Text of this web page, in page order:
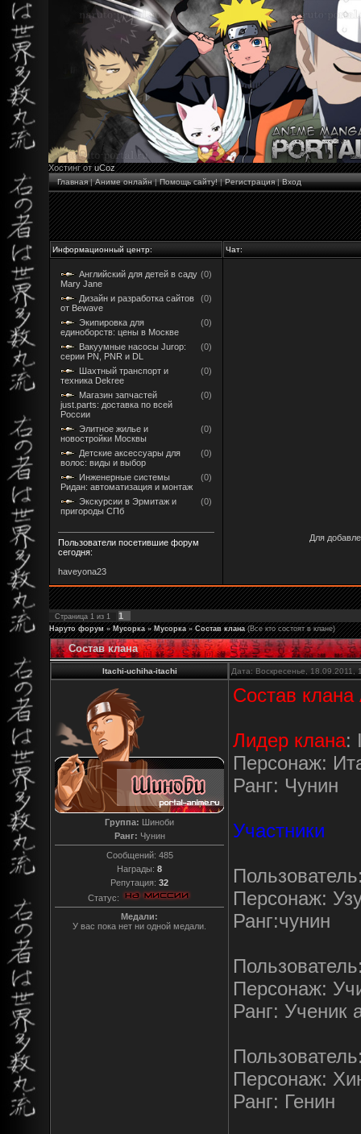
Хостинг отuCoz
Главная|Аниме онлайн|Помощь сайту!|Регистрация|Вход
Информационный центр: Чат:
Английский для детей в саду
Mary Jane
(0)
Дизайн и разработка сайтов
от Bewave
(0)
Экипировка для
единоборств: цены в Москве
(0)
Вакуумные насосы Jurop:
серии PN, PNR и DL
(0)
Шахтный транспорт и
техника Dekree
(0)
Магазин запчастей
just.parts: доставка по всей
России
(0)
Элитное жилье и
новостройки Москвы
(0)
Детские аксессуары для
волос: виды и выбор
(0)
Инженерные системы
Ридан: автоматизация и монтаж
(0)
Экскурсии в Эрмитаж и
пригороды СПб
(0)
Пользователи посетившие форум
сегодня:
haveyona23
Для
Страница 1 из 1 1
Наруто форум » Мусорка » Мусорка » Состав клана (Все кто состоят в клане)
Состав клана
Itachi-uchiha-itachi Дата: Воскресенье,
Группа: Шиноби
Ранг: Чунин
Сообщений: 485
Награды: 8
Репутация: 32
Статус:
Медали:
У вас пока нет ни одной медали.
Состав клана
Лидер клана:
Персонаж:
Ранг: Чунин
Участники
Персонаж:
Ранг:чунин
Персонаж:
Ранг: Ученик
Персонаж:
Ранг: Генин